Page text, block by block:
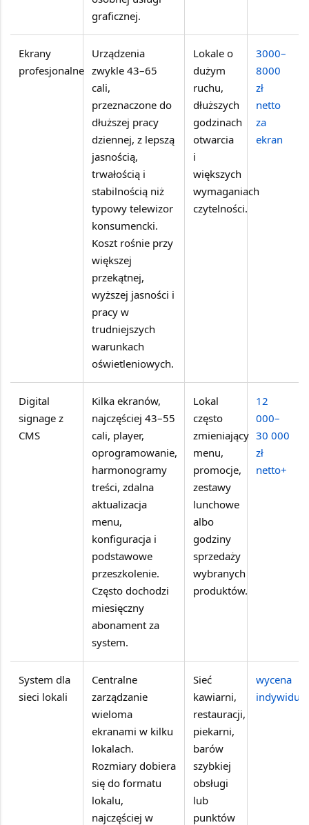
graficznej.
Ekrany
profesjonalne
Urządzenia
zwykle 43–65
cali,
przeznaczone do
dłuższej pracy
dziennej, z lepszą
jasnością,
trwałością i
stabilnością niż
typowy telewizor
konsumencki.
Koszt rośnie przy
większej
przekątnej,
wyższej jasności i
pracy w
trudniejszych
warunkach
oświetleniowych.
Lokale o
dużym
ruchu,
dłuższych
godzinach
otwarcia
i
większych
wymaganiach
czytelności.
3000–
8000
zł
netto
za
ekran
Digital
signage z
CMS
Kilka ekranów,
najczęściej 43–55
cali, player,
oprogramowanie,
harmonogramy
treści, zdalna
aktualizacja
menu,
konfiguracja i
podstawowe
przeszkolenie.
Często dochodzi
miesięczny
abonament za
system.
Lokal
często
zmieniający
menu,
promocje,
zestawy
lunchowe
albo
godziny
sprzedaży
wybranych
produktów.
12
000–
30 000
zł
netto+
System dla
sieci lokali
Centralne
zarządzanie
wieloma
ekranami w kilku
lokalach.
Rozmiary dobiera
się do formatu
lokalu,
najczęściej w
Sieć
kawiarni,
restauracji,
piekarni,
barów
szybkiej
obsługi
lub
punktów
wycena